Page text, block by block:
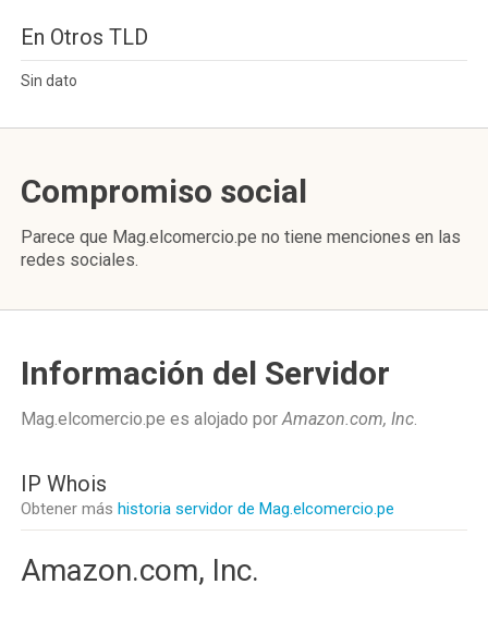
En Otros TLD
Sin dato
Compromiso social
Parece que Mag.elcomercio.pe no tiene menciones en las
redes sociales.
Información del Servidor
Mag.elcomercio.pe es alojado porAmazon.com, Inc.
IP Whois
Obtener más historia servidor de Mag.elcomercio.pe
Amazon.com, Inc.